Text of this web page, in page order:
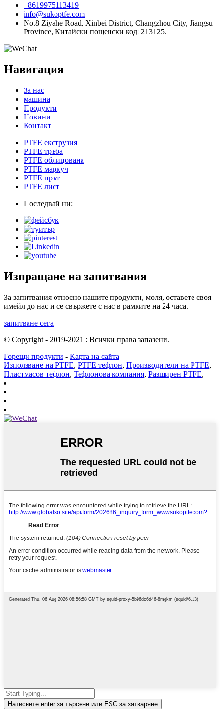
+8619975113419
info@sukoptfe.com
No.8 Ziyahe Road, Xinbei District, Changzhou City, Jiangsu
Province, Китайски пощенски код: 213125.
Навигация
За нас
машина
Продукти
Новини
Контакт
PTFE екструзия
PTFE тръба
PTFE облицована
PTFE маркуч
PTFE прът
PTFE лист
Последвай ни:
Изпращане на запитвания
За запитвания относно нашите продукти, моля, оставете своя
имейл до нас и се свържете с нас в рамките на 24 часа.
запитване сега
© Copyright - 2019-2021 : Всички права запазени.
Горещи продукти - Карта на сайта
Използване на PTFE, PTFE тефлон, Производители на PTFE,
Пластмасов тефлон, Тефлонова компания, Разширен PTFE,
Натиснете enter за търсене или ESC за затваряне